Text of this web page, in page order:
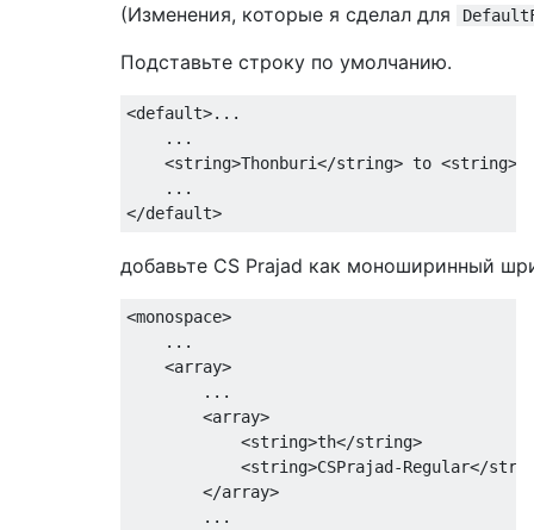
(Изменения, которые я сделал для
Подставьте строку по умолчанию.
<default>...
...
<string>Thonburi</string> to <string>
...
</default>
добавьте CS Prajad как моноширинный
<monospace>
...
<array>
...
<array>
<string>th</string>
<string>CSPrajad-Regular</
</array>
...